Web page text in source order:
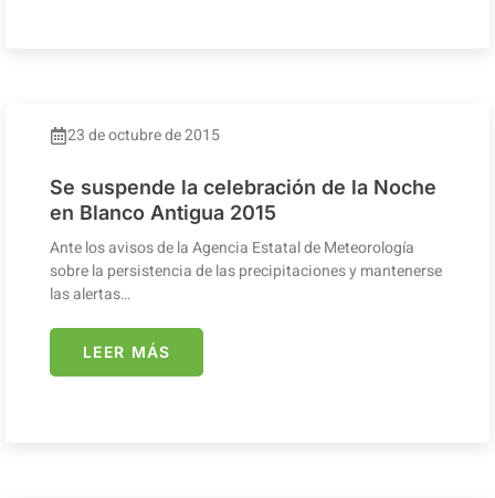
23 de octubre de 2015
Se suspende la celebración de la Noche
en Blanco Antigua 2015
Ante los avisos de la Agencia Estatal de Meteorología
sobre la persistencia de las precipitaciones y mantenerse
las alertas…
LEER MÁS